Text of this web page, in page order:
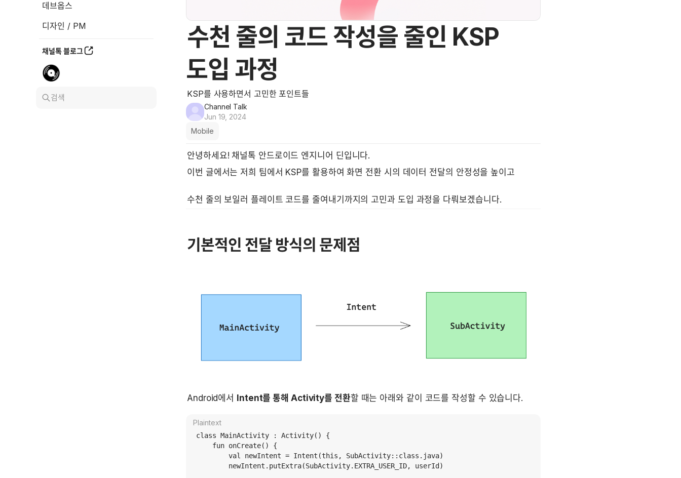
데브옵스
디자인 / PM
채널톡 블로그
검색
수천 줄의 코드 작성을 줄인 KSP
도입 과정
KSP를 사용하면서 고민한 포인트들
Channel Talk
Jun 19, 2024
Mobile
안녕하세요! 채널톡 안드로이드 엔지니어 딘입니다.
이번 글에서는 저희 팀에서 KSP를 활용하여 화면 전환 시의 데이터 전달의 안정성을 높이고
수천 줄의 보일러 플레이트 코드를 줄여내기까지의 고민과 도입 과정을 다뤄보겠습니다.
기본적인 전달 방식의 문제점
Android에서 Intent를 통해 Activity를 전환할 때는 아래와 같이 코드를 작성할 수 있습니다.
Plaintext
class MainActivity : Activity() {
    fun onCreate() {
        val newIntent = Intent(this, SubActivity::class.java)
        newIntent.putExtra(SubActivity.EXTRA_USER_ID, userId)